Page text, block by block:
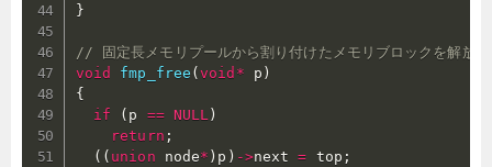
}
// 固定長メモリプールから割り付けたメモリブロックを解放
void
fmp_free (void * p )
{
if
( p == NULL )
return ;
( ( union node* ) p ) ->next = top ;